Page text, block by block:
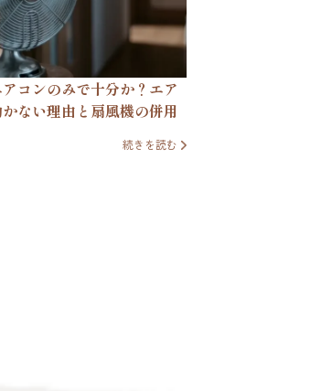
コンのみで十分か？エア
ない理由と扇風機の併用
続きを読む